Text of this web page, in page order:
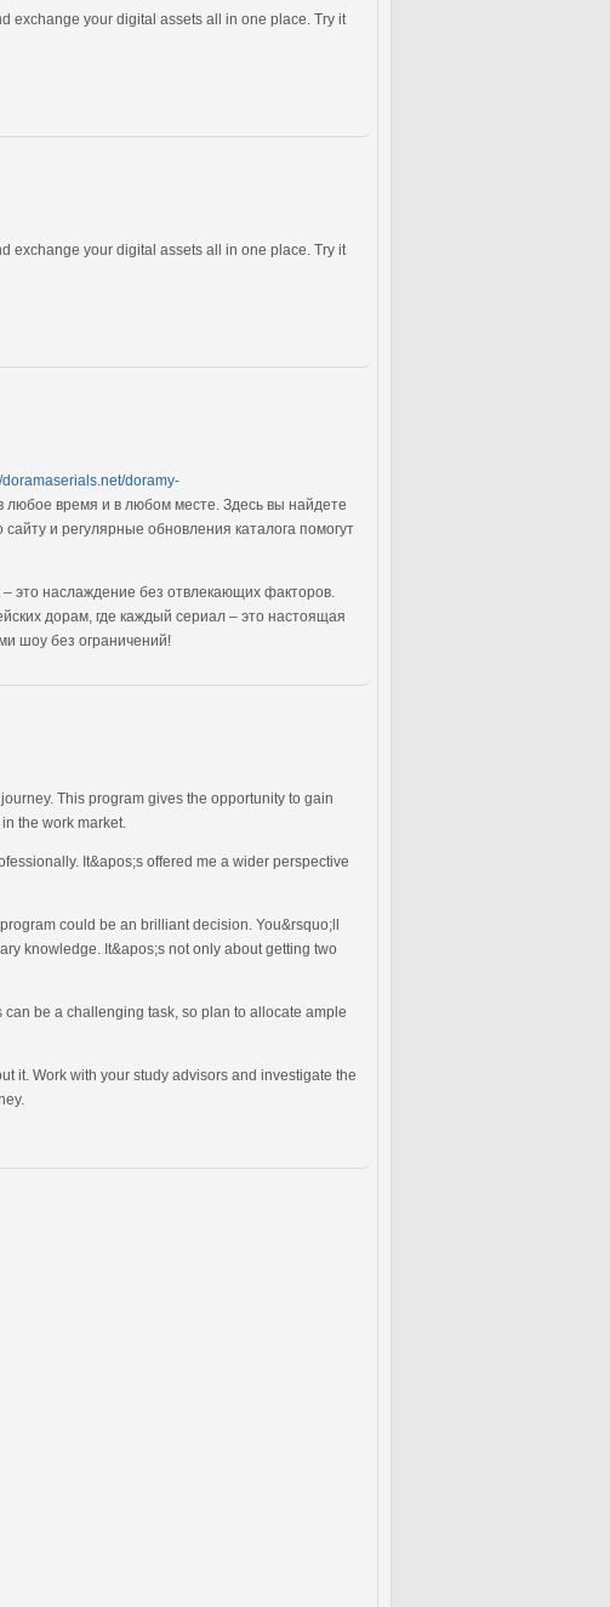
exchange your digital assets all in one place. Try it
exchange your digital assets all in one place. Try it
doramaserials.net/doramy-
любое время и в любом месте. Здесь вы найдете
и регулярные обновления каталога помогут
это наслаждение без отвлекающих факторов.
дорам, где каждый сериал – это настоящая
шоу без ограничений!
This program gives the opportunity to gain
the work market.
It&apos;s offered me a wider perspective
could be an brilliant decision. You&rsquo;ll
knowledge. It&apos;s not only about getting two
be a challenging task, so plan to allocate ample
it. Work with your study advisors and investigate the